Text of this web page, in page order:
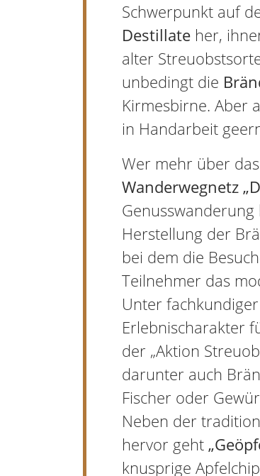
Schwerpunkt auf
Destillate her,
alter
unbedingt die
Kirmesbirne. Aber
in Handarbeit
Wer mehr über
Wanderwegnetz
Herstellung der
bei dem die
Teilnehmer das
Unter
Erlebnischarakter
der „Aktion
darunter auch
Fischer oder
Neben der
hervor geht
knusprige